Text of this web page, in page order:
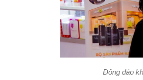
Đông đảo